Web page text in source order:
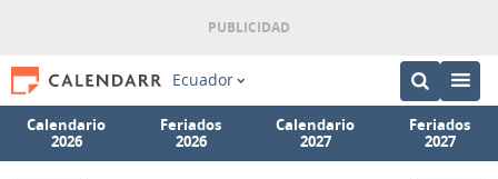
Ecuador
Calendario
2026
Feriados
2026
Calendario
2027
Feriados
2027